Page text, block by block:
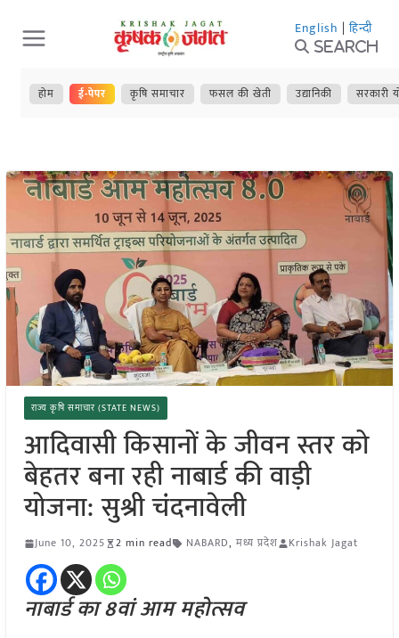
Skip
to
content
English | हिन्दी
Search
होम ई-पेपर कृषि समाचार फसल की खेती उद्यानिकी सरकारी
राज्य कृषि समाचार (STATE NEWS)
आदिवासी किसानों के जीवन स्तर को
बेहतर बना रही नाबार्ड की वाड़ी
योजना: सुश्री चंंदनावेली
June 10, 2025 2 min read NABARD, मध्य प्रदेश Krishak Jagat
नाबार्ड का 8वां आम महोत्सव